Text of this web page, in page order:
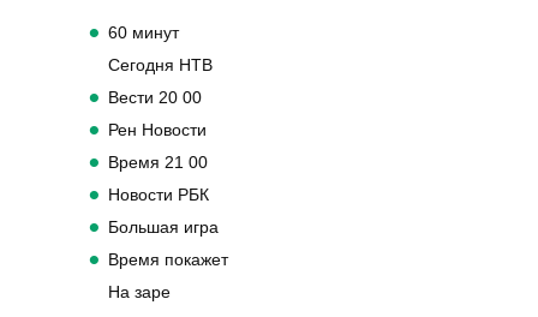
60 минут
Сегодня НТВ
Вести 20 00
Рен Новости
Время 21 00
Новости РБК
Большая игра
Время покажет
На заре